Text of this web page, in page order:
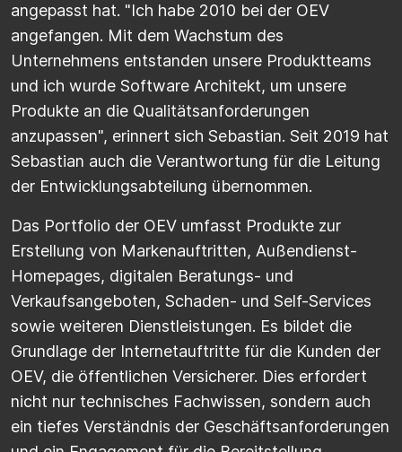
angepasst hat. "Ich habe 2010 bei der OEV
angefangen. Mit dem Wachstum des
Unternehmens entstanden unsere Produktteams
und ich wurde Software Architekt, um unsere
Produkte an die Qualitätsanforderungen
anzupassen", erinnert sich Sebastian. Seit 2019 hat
Sebastian auch die Verantwortung für die Leitung
der Entwicklungsabteilung übernommen.
Das Portfolio der OEV umfasst Produkte zur
Erstellung von Markenauftritten, Außendienst-
Homepages, digitalen Beratungs- und
Verkaufsangeboten, Schaden- und Self-Services
sowie weiteren Dienstleistungen. Es bildet die
Grundlage der Internetauftritte für die Kunden der
OEV, die öffentlichen Versicherer. Dies erfordert
nicht nur technisches Fachwissen, sondern auch
ein tiefes Verständnis der Geschäftsanforderungen